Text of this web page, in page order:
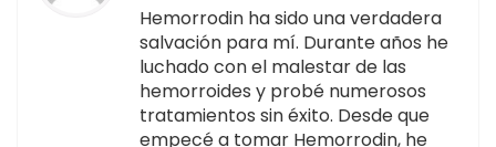
Hemorrodin ha sido una verdadera
salvación para mí. Durante años he
luchado con el malestar de las
hemorroides y probé numerosos
tratamientos sin éxito. Desde que
empecé a tomar Hemorrodin, he